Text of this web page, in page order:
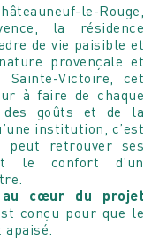
le-Rouge,
la résidence
de vie paisible et
provençale et
Sainte-Victoire, cet
à faire de chaque
des goûts et de la
institution, c’est
retrouver ses
le confort d’un
au cœur du projet
conçu pour que le